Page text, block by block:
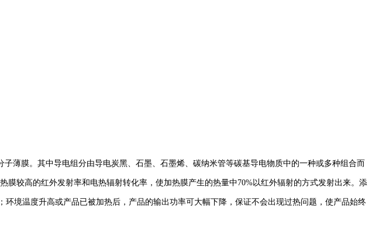
薄膜。其中导电组分由导电炭黑、石墨、石墨烯、碳纳米管等碳基导电物质中的一种或多种组合而
较高的红外发射率和电热辐射转化率，使加热膜产生的热量中70%以红外辐射的方式发射出来。添
境温度升高或产品已被加热后，产品的输出功率可大幅下降，保证不会出现过热问题，使产品始终